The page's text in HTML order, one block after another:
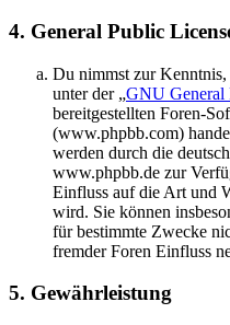
4. General Public
Du nimmst zur Kenntnis,
unter der „GNU General
bereitgestellten Foren-
(www.phpbb.com)
werden durch die
www.phpbb.de zur
Einfluss auf die Art und
wird. Sie können
für bestimmte Zwecke
fremder Foren Einfluss
5. Gewährleistung